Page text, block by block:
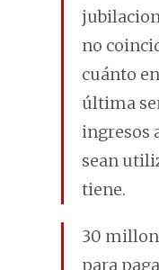
no
cuánto
última
ingresos
sean
tiene.
30
para